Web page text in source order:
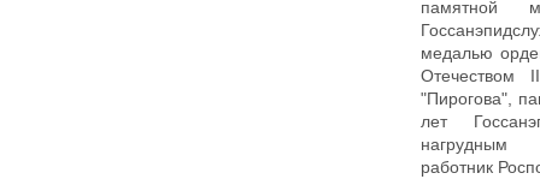
памятной
медалью
Отечеством
"Пирогова",
лет
нагрудным
работник